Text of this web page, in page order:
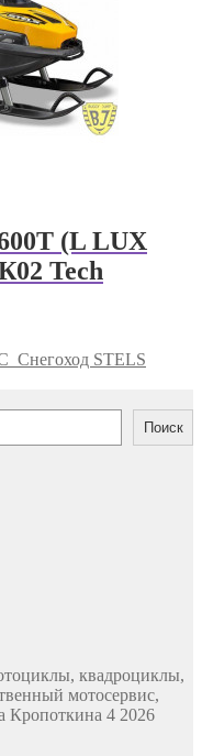
(L LUX
Tech
Снегоход STELS
Поиск
квадроциклы,
мотосервис,
Кропоткина 4 2026